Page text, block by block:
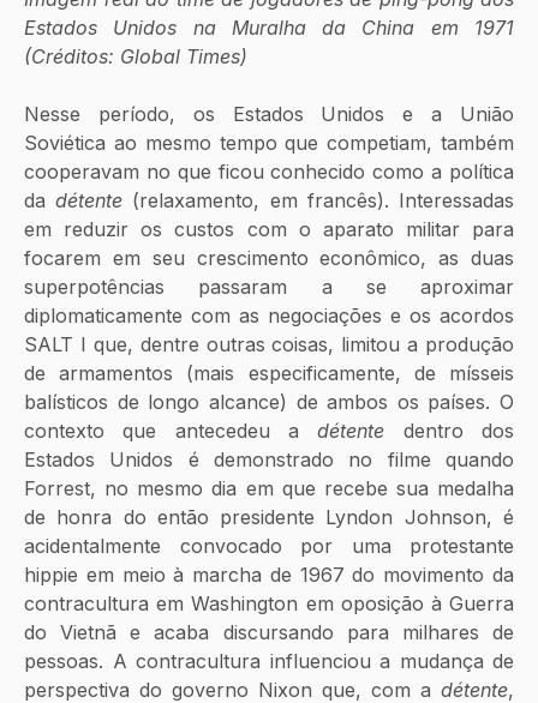
Estados Unidos na Muralha da China em 1971
(Créditos: Global Times)
Nesse período, os Estados Unidos e a União
Soviética ao mesmo tempo que competiam, também
cooperavam no que ficou conhecido como a política
da détente (relaxamento, em francês). Interessadas
em reduzir os custos com o aparato militar para
focarem em seu crescimento econômico, as duas
superpotências passaram a se aproximar
diplomaticamente com as negociações e os acordos
SALT I que, dentre outras coisas, limitou a produção
de armamentos (mais especificamente, de mísseis
balísticos de longo alcance) de ambos os países. O
contexto que antecedeu a détente dentro dos
Estados Unidos é demonstrado no filme quando
Forrest, no mesmo dia em que recebe sua medalha
de honra do então presidente Lyndon Johnson, é
acidentalmente convocado por uma protestante
hippie em meio à marcha de 1967 do movimento da
contracultura em Washington em oposição à Guerra
do Vietnã e acaba discursando para milhares de
pessoas. A contracultura influenciou a mudança de
perspectiva do governo Nixon que, com a détente,